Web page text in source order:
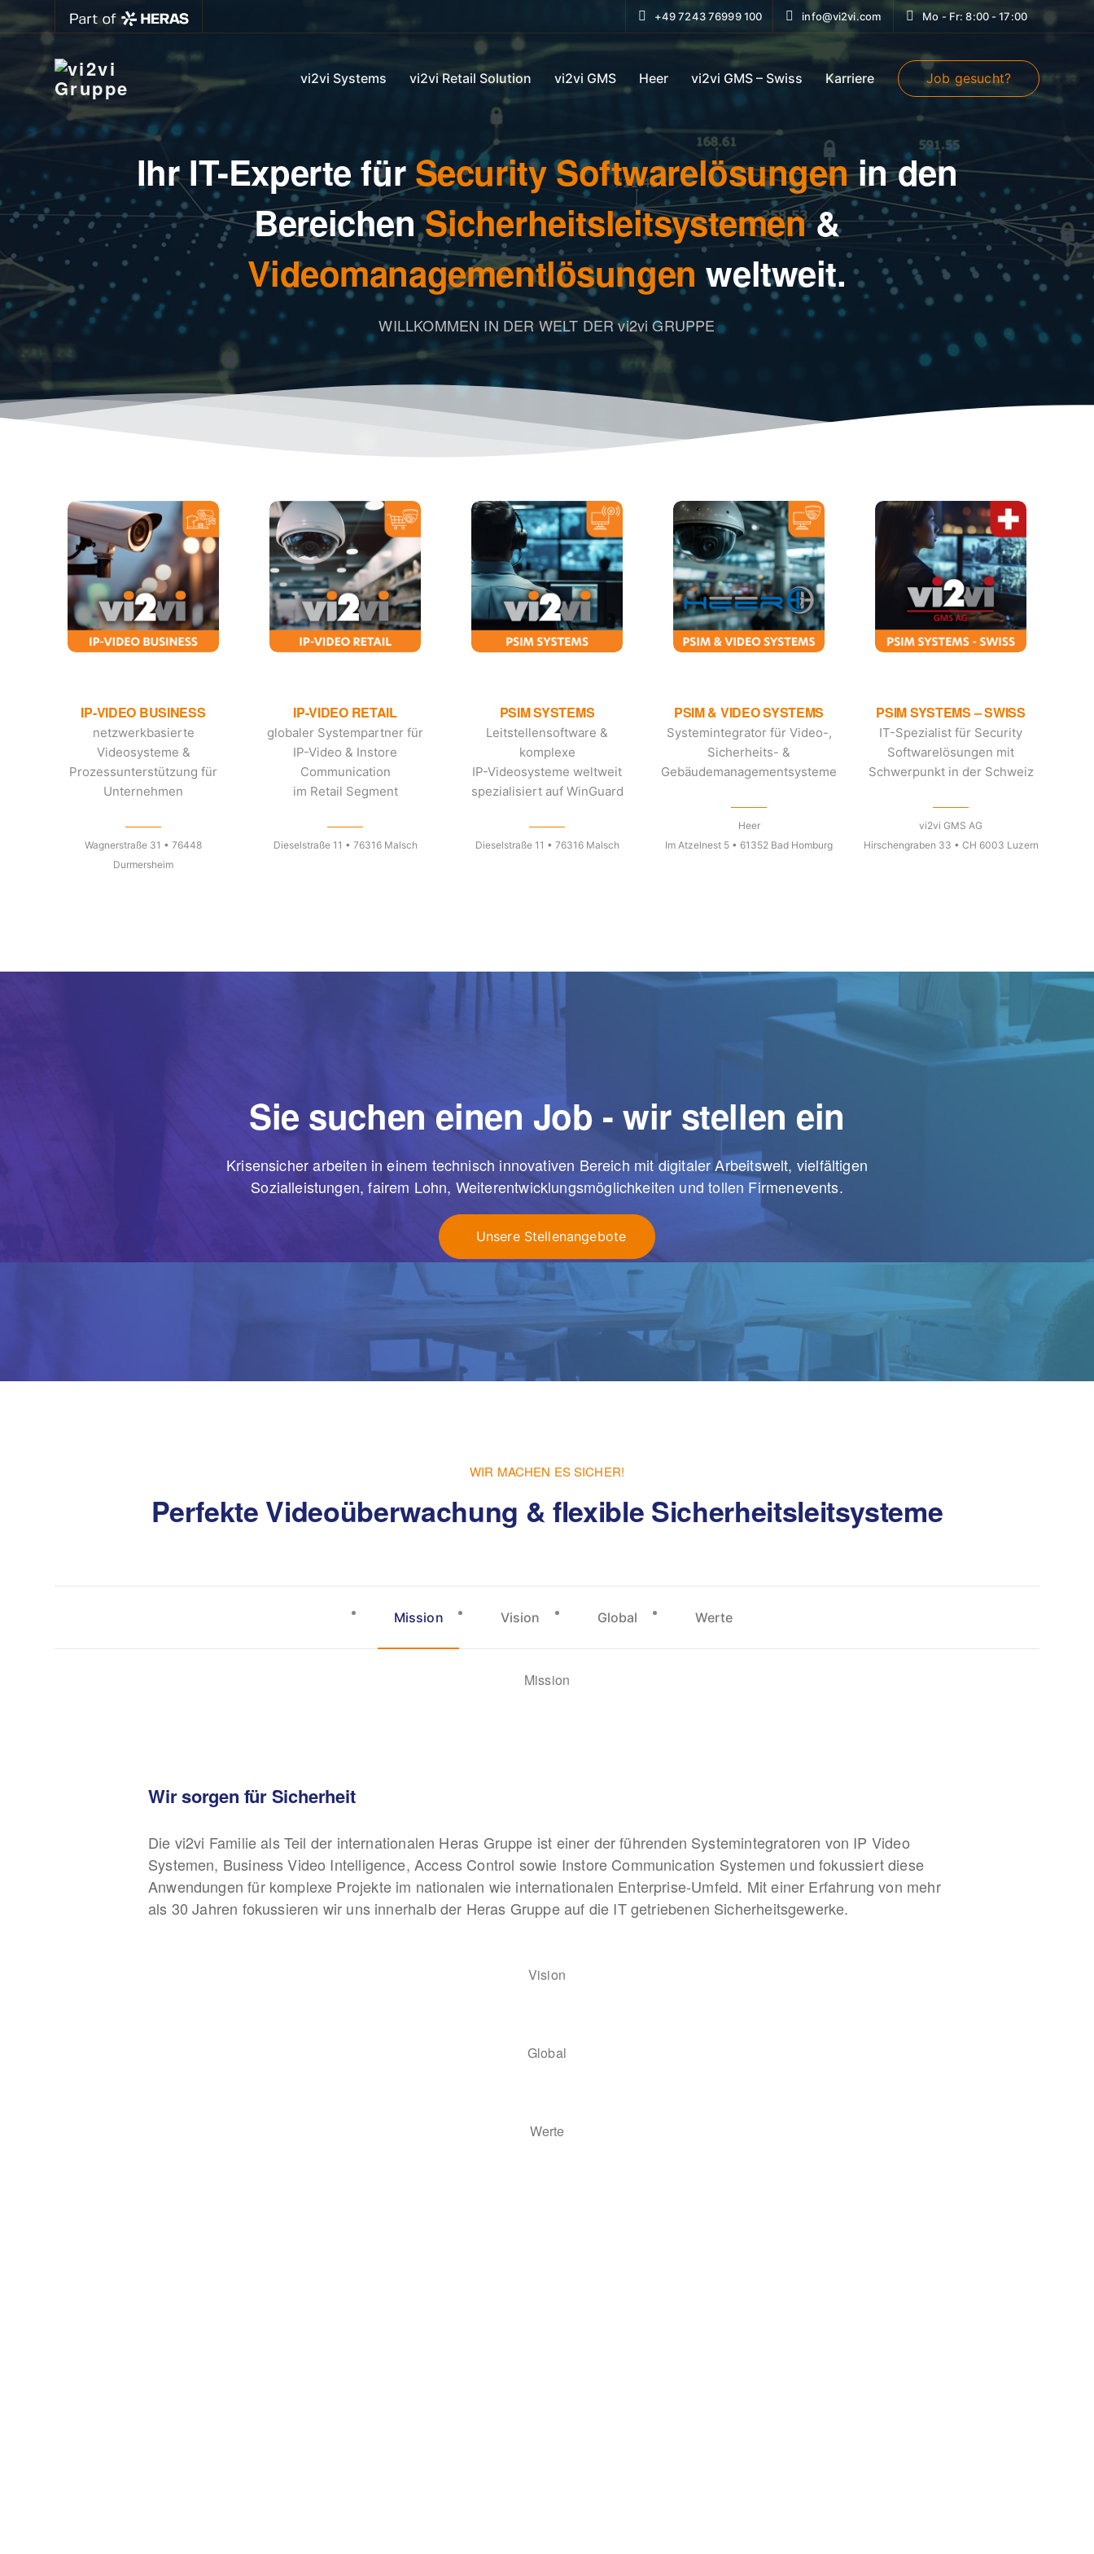
+49 7243 76999 100 info@vi2vi.com Mo - Fr: 8:00 - 17:00
vi2vi Systems vi2vi Retail Solution vi2vi GMS Heer vi2vi GMS – Swiss Karriere Job gesucht?
Ihr IT-Experte fürSecurity Softwarelösungenin den
BereichenSicherheitsleitsystemen&
Videomanagementlösungen weltweit.
WILLKOMMEN IN DER WELT DER vi2vi GRUPPE
IP-VIDEO BUSINESS
netzwerkbasierte
Videosysteme &
Prozessunterstützung für
Unternehmen
Wagnerstraße 31 • 76448
Durmersheim
IP-VIDEO RETAIL
globaler Systempartner für
IP-Video & Instore
Communication
im Retail Segment
Dieselstraße 11 • 76316 Malsch
PSIM SYSTEMS
Leitstellensoftware &
komplexe
IP-Videosysteme weltweit
spezialisiert auf WinGuard
Dieselstraße 11 • 76316 Malsch
PSIM & VIDEO SYSTEMS
Systemintegrator für Video-,
Sicherheits- &
Gebäudemanagementsysteme
Heer
Im Atzelnest 5 • 61352 Bad Homburg
PSIM SYSTEMS – SWISS
IT-Spezialist für Security
Softwarelösungen mit
Schwerpunkt in der Schweiz
vi2vi GMS AG
Hirschengraben 33 • CH 6003 Luzern
Sie suchen einen Job - wir stellen ein
Krisensicher arbeiten in einem technisch innovativen Bereich mit digitaler Arbeitswelt, vielfältigen
Sozialleistungen, fairem Lohn, Weiterentwicklungsmöglichkeiten und tollen Firmenevents.
Unsere Stellenangebote
WIR MACHEN ES SICHER!
Perfekte Videoüberwachung & flexible Sicherheitsleitsysteme
Mission Vision Global Werte
Mission
Wir sorgen für Sicherheit
Die vi2vi Familie als Teil der internationalen Heras Gruppe ist einer der führenden Systemintegratoren von IP Video
Systemen, Business Video Intelligence, Access Control sowie Instore Communication Systemen und fokussiert diese
Anwendungen für komplexe Projekte im nationalen wie internationalen Enterprise-Umfeld. Mit einer Erfahrung von mehr
als 30 Jahren fokussieren wir uns innerhalb der Heras Gruppe auf die IT getriebenen Sicherheitsgewerke.
Vision
Global
Werte